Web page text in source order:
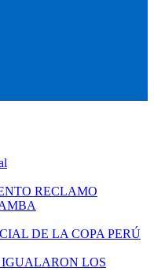
RECLAMO
DE LA COPA PERÚ
LOS